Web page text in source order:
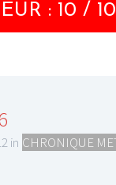
: 10 / 10
in CHRONIQUE